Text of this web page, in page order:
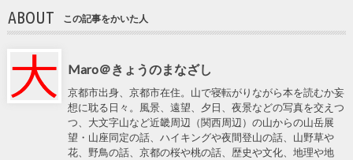
ABOUT この記事をかいた人
Maro＠きょうのまなざし
京都市出身、京都市在住。山で寝転がりながら本を読むか妄
想に耽る日々。風景、遠望、夕日、夜景などの写真を交えつ
つ、大文字山など近畿周辺（関西周辺）の山からの山岳展
望・山座同定の話、ハイキングや夜間登山の話、山野草や
花、野鳥の話、京都の桜や桃の話、歴史や文化、地理や地